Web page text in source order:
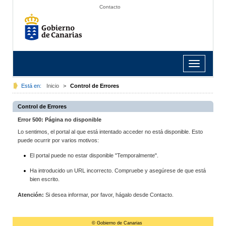
Contacto
Toggle
navigation
Está en: Inicio > Control de Errores
Control de Errores
Error 500: Página no disponible
Lo sentimos, el portal al que está intentado acceder no está disponible. Esto
puede ocurrir por varios motivos:
El portal puede no estar disponible "Temporalmente".
Ha introducido un URL incorrecto. Compruebe y asegúrese de que está
bien escrito.
Atención: Si desea informar, por favor, hágalo desde Contacto.
© Gobierno de Canarias